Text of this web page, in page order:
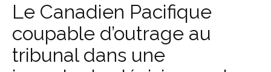
Le Canadien Pacifique
coupable d’outrage au
tribunal dans une